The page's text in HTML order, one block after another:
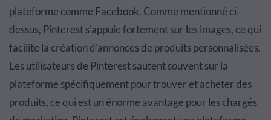
plateforme comme Facebook. Comme mentionné ci-
dessus, Pinterest s'appuie fortement sur les images, ce qui
facilite la création d'annonces de produits personnalisées.
Les utilisateurs de Pinterest sautent souvent sur la
plateforme spécifiquement pour trouver et acheter des
produits, ce qui est un énorme avantage pour les chargés